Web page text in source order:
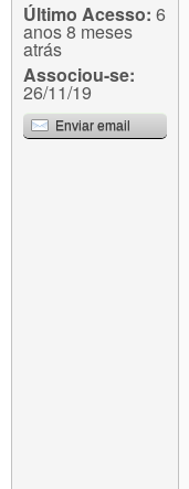
Último Acesso: 6
anos 8 meses
atrás
Associou-se:
26/11/19
Enviar email